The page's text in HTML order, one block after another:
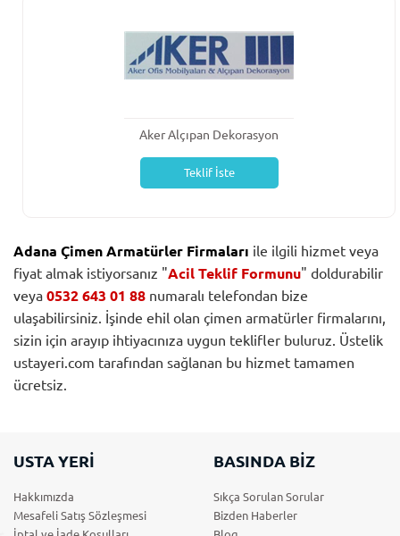
Aker Alçıpan Dekorasyon
Teklif İste
Adana Çimen Armatürler Firmaları ile ilgili hizmet veya
fiyat almak istiyorsanız "Acil Teklif Formunu" doldurabilir
veya 0532 643 01 88 numaralı telefondan bize
ulaşabilirsiniz. İşinde ehil olan çimen armatürler firmalarını,
sizin için arayıp ihtiyacınıza uygun teklifler buluruz. Üstelik
ustayeri.com tarafından sağlanan bu hizmet tamamen
ücretsiz.
USTA YERİ
Hakkımızda
Mesafeli Satış Sözleşmesi
BASINDA BİZ
Sıkça Sorulan Sorular
Bizden Haberler